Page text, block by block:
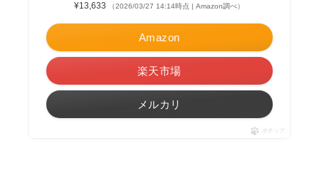
¥13,633 （2026/03/27 14:14時点 | Amazon調べ）
Amazon
楽天市場
メルカリ
ポチップ